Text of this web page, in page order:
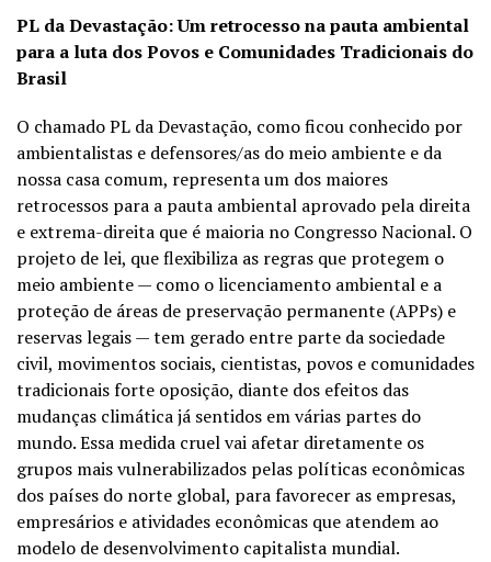
PL da Devastação: Um retrocesso na pauta ambiental
para a luta dos Povos e Comunidades Tradicionais do
Brasil
O chamado PL da Devastação, como ficou conhecido por
ambientalistas e defensores/as do meio ambiente e da
nossa casa comum, representa um dos maiores
retrocessos para a pauta ambiental aprovado pela direita
e extrema-direita que é maioria no Congresso Nacional. O
projeto de lei, que flexibiliza as regras que protegem o
meio ambiente — como o licenciamento ambiental e a
proteção de áreas de preservação permanente (APPs) e
reservas legais — tem gerado entre parte da sociedade
civil, movimentos sociais, cientistas, povos e comunidades
tradicionais forte oposição, diante dos efeitos das
mudanças climática já sentidos em várias partes do
mundo. Essa medida cruel vai afetar diretamente os
grupos mais vulnerabilizados pelas políticas econômicas
dos países do norte global, para favorecer as empresas,
empresários e atividades econômicas que atendem ao
modelo de desenvolvimento capitalista mundial.